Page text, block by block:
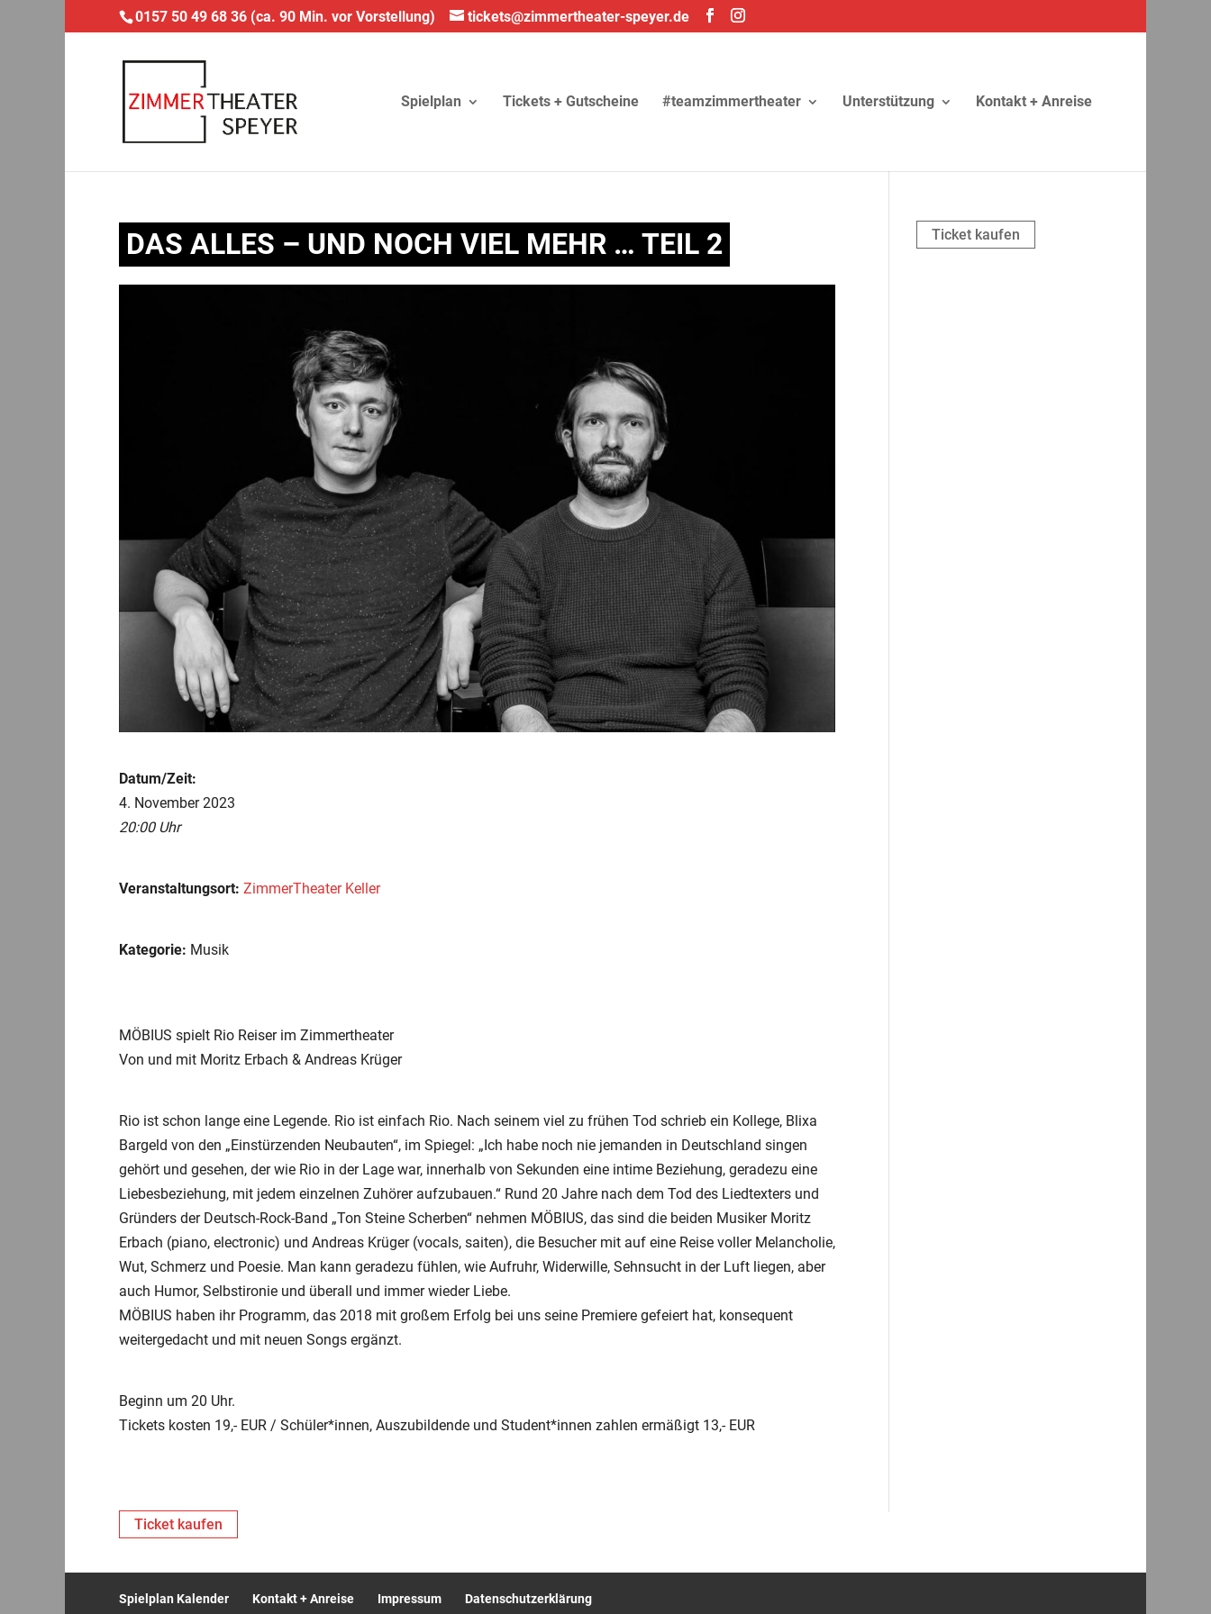
0157 50 49 68 36 (ca. 90 Min. vor Vorstellung) tickets@zimmertheater-speyer.de
Spielplan Tickets + Gutscheine #teamzimmertheater Unterstützung Kontakt + Anreise
DAS ALLES – UND NOCH VIEL MEHR … TEIL 2
Datum/Zeit:
4. November 2023
20:00 Uhr
Veranstaltungsort: ZimmerTheater Keller
Kategorie: Musik
MÖBIUS spielt Rio Reiser im Zimmertheater
Von und mit Moritz Erbach & Andreas Krüger
Rio ist schon lange eine Legende. Rio ist einfach Rio. Nach seinem viel zu frühen Tod schrieb ein Kollege, Blixa
Bargeld von den „Einstürzenden Neubauten“, im Spiegel: „Ich habe noch nie jemanden in Deutschland singen
gehört und gesehen, der wie Rio in der Lage war, innerhalb von Sekunden eine intime Beziehung, geradezu eine
Liebesbeziehung, mit jedem einzelnen Zuhörer aufzubauen.“ Rund 20 Jahre nach dem Tod des Liedtexters und
Gründers der Deutsch-Rock-Band „Ton Steine Scherben“ nehmen MÖBIUS, das sind die beiden Musiker Moritz
Erbach (piano, electronic) und Andreas Krüger (vocals, saiten), die Besucher mit auf eine Reise voller Melancholie,
Wut, Schmerz und Poesie. Man kann geradezu fühlen, wie Aufruhr, Widerwille, Sehnsucht in der Luft liegen, aber
auch Humor, Selbstironie und überall und immer wieder Liebe.
MÖBIUS haben ihr Programm, das 2018 mit großem Erfolg bei uns seine Premiere gefeiert hat, konsequent
weitergedacht und mit neuen Songs ergänzt.
Beginn um 20 Uhr.
Tickets kosten 19,- EUR / Schüler*innen, Auszubildende und Student*innen zahlen ermäßigt 13,- EUR
Ticket kaufen
Ticket kaufen
Spielplan Kalender Kontakt + Anreise Impressum Datenschutzerklärung